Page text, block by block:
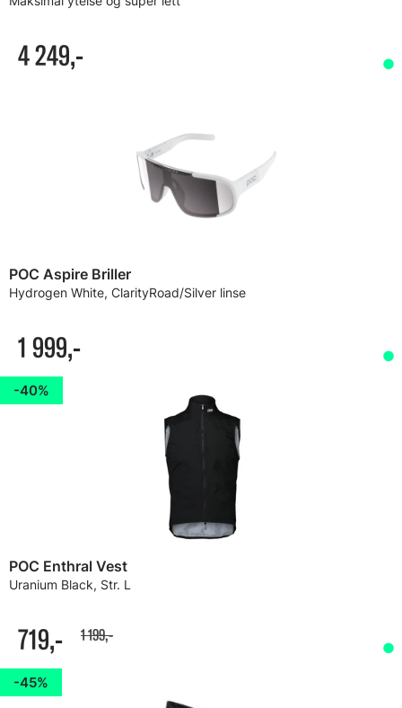
4 249,-
POC Aspire Briller
Hydrogen White, ClarityRoad/Silver linse
1 999,-
40%
POC Enthral Vest
Uranium Black, Str. L
719,- 1 199,-
45%